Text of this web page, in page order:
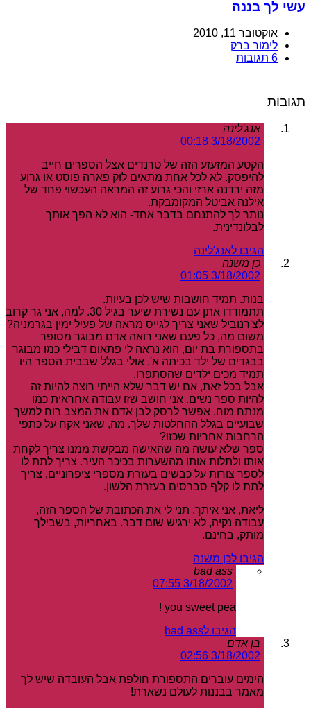
עשי לך בננה
אוקטובר 11, 2010
לימור ברק
6 תגובות
תגובות
אנג'לינה
3/18/2002 00:18
הקטע המזעזע הזה של טרנדים אצל הספרים חייב
להיפסק. לא לכל אחת מתאים לוק פארה פוסט או גרוע
מזה ירדנה ארזי והכי גרוע זה המראה העכשוי פחד של
אילנה אביטל המקומבקת.
נותר לך להתנחם בדבר אחד- הוא לא הפך אותך
לבלונדינית.
הגיבו לאנג'לינה
כן משנה
3/18/2002 01:05
בנות. תמיד חושבות שיש לכן בעיות.
תתמודדו אתן עם נשירת שיער בגיל 30. למה, אני גר קרוב
לצ'רנוביל שאני צריך לגייס מראה של פעיל ימין בגרמניה?
משום מה, כל פעם שאני רואה אדם מבוגר מסופר
בתספורת בת יום, הוא נראה לי פתאום דבילי כמו מבוגר
בבגדים של ילד בכיתה א'. אולי בגלל שבבית הספר היו
תמיד מכים ילדים שהסתפרו.
אבל בכל זאת, אם יש דבר שלא הייתי רוצה להיות זה
להיות ספר נשים. אני חושב שזו עבודה אחראית כמו
מנתח מוח. אפשר לרסק לבן אדם את המצב רוח למשך
שבועיים בגלל ההחלטות שלך. מה, שאני אקח על כתפי
הרחבות אחריות שכזו?
ספר שלא עושה מה שהאישה מבקשת ממנו צריך לקחת
אותו ולתלות אותו מהשערות בכיכר העיר. צריך לתת לו
לספר צורות על כבשים בעזרת מספרי ציפרוניים, צריך
לתת לו קלף סברסים בעזרת הלשון.
ליאת, אני איתך. תני לי את הכתובת של הספר הזה,
עבודה נקיה, לא ירגיש שום דבר. באחריות, בשבילך
מותק, בחינם.
הגיבו לכן משנה
bad ass
3/18/2002 07:55
you sweet pea !
הגיבו לbad ass
בן אדם
3/18/2002 02:56
הימים עוברים התספורת חולפת אבל העובדה שיש לך
מאמר בבננות לעולם נשארת!